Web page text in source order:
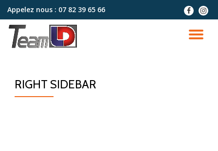
Aller
contenu
Appelez nous : 07 82 39 65 66
fa-
facebook
fa-
RIGHT SIDEBAR